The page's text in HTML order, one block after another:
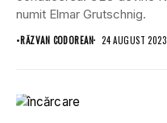
numit Elmar Grutschnig.
•RĂZVAN CODOREAN 24 AUGUST 2023